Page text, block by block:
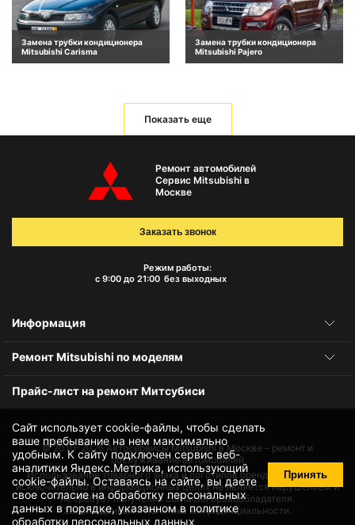
Замена трубки кондиционера
Mitsubishi Carisma
Замена трубки кондиционера
Mitsubishi Pajero
Показать еще
Сайт использует cookie-файлы, чтобы сделать
ваше пребывание на нем максимально
удобным. К cайту подключен сервис веб-
аналитики Яндекс.Метрика, использующий
cookie-файлы. Оставаясь на сайте, вы даете
своесогласие на обработку персональных
данных в порядке, указанном в политике
обработки персональных данных
Принять
Ремонт автомобилей
Сервис Mitsubishi в
Москве
Режим работы:
с 9:00 до 21:00 без выходных
Заказать звонок
Информация
Ремонт Mitsubishi по моделям
Прайс-лист на ремонт Митсубиси
© 2010-2026Автосервисы Mitsubishi в Москве – ремонт и
обслуживание автомобилей
Использование товарного знака и логотипов бренда происходит
исключительно в информационных целях не является нарушением и
не требует получения согласия правообладателя.
Защита данных и политика конфиденциальности.